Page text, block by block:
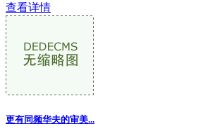
查看详情
更有同频华夫的审美...